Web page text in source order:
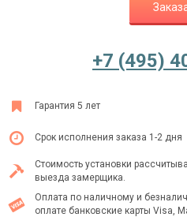
Ежедневно с
+7 (495)
Гарантия 5 лет
Срок исполнения заказа 1-2 дня
Стоимость установки
выезда замерщика.
Оплата по наличному и
оплате банковские карты Visa,